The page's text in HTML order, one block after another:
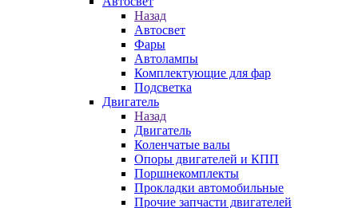
Назад
Автосвет
Фары
Автолампы
Комплектующие для фар
Подсветка
Двигатель
Назад
Двигатель
Коленчатые валы
Опоры двигателей и КПП
Поршнекомплекты
Прокладки автомобильные
Прочие запчасти двигателей